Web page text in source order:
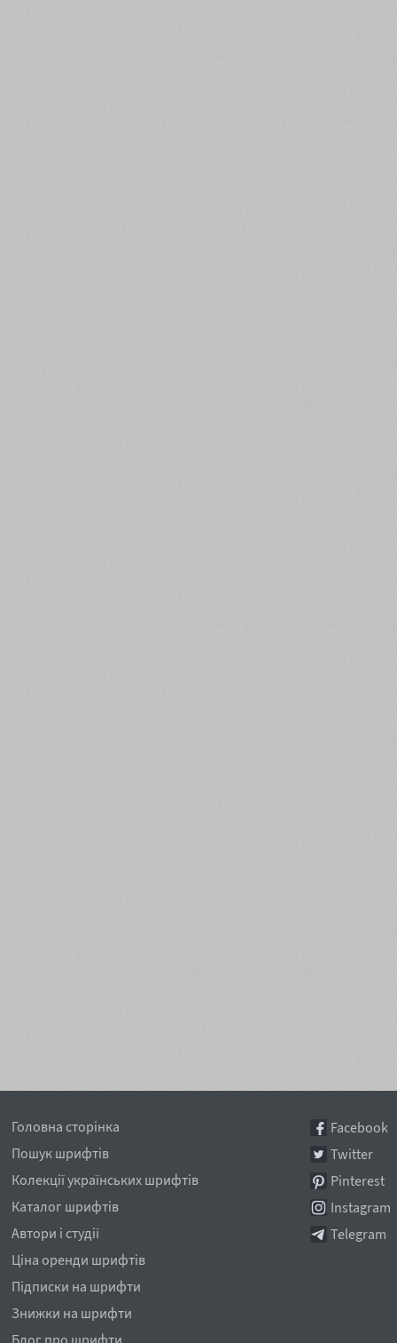
Головна сторінка
Пошук шрифтів
Колекції українських шрифтів
Каталог шрифтів
Автори і студії
Ціна оренди шрифтів
Підписки на шрифти
Знижки на шрифти
Блог про шрифти
Facebook
Twitter
Pinterest
Instagram
Telegram